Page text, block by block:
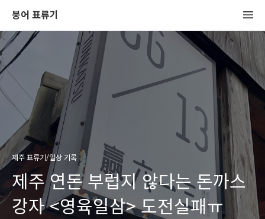
붕어 표류기
제주 표류기/일상 기록
제주 연돈 부럽지 않다는 돈까스
강자 <영육일삼> 도전실패ㅠ